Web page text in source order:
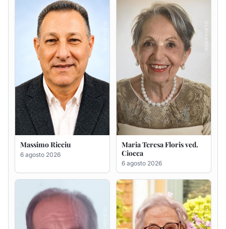
6 agosto 2026
6 agosto 2026
Renzo Murrai
5 agosto 2026
Giovanna Ponsanu Ved.
Decandia
5 agosto 2026